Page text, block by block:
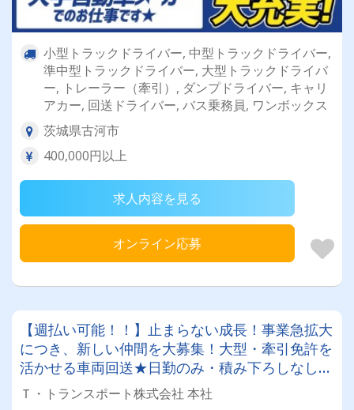
小型トラックドライバー, 中型トラックドライバー,
準中型トラックドライバー, 大型トラックドライバ
ー, トレーラー（牽引）, ダンプドライバー, キャリ
アカー, 回送ドライバー, バス乗務員, ワンボックス
茨城県古河市
400,000円以上
求人内容を見る
オンライン応募
【週払い可能！！】止まらない成長！事業急拡大
につき、新しい仲間を大募集！大型・牽引免許を
活かせる車両回送★日勤のみ・積み下ろしなしの
好環境で、30代〜60代の男女が幅広く活躍中！
Ｔ・トランスポート株式会社 本社